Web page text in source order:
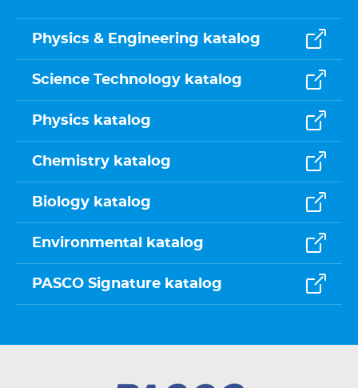
Physics & Engineering katalog
Science Technology katalog
Physics katalog
Chemistry katalog
Biology katalog
Environmental katalog
PASCO Signature katalog